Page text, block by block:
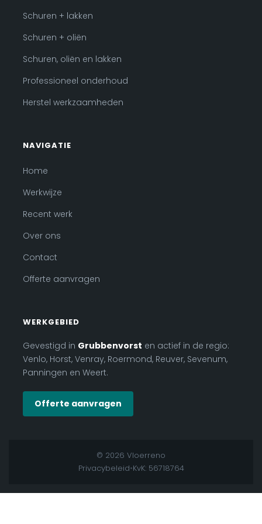
Schuren + lakken
Schuren + oliën
Schuren, oliën en lakken
Professioneel onderhoud
Herstel werkzaamheden
NAVIGATIE
Home
Werkwijze
Recent werk
Over ons
Contact
Offerte aanvragen
WERKGEBIED
Gevestigd in Grubbenvorst en actief in de regio:
Venlo, Horst, Venray, Roermond, Reuver, Sevenum,
Panningen en Weert.
Offerte aanvragen
© 2026 Vloerreno
Privacybeleid•KvK: 56718764